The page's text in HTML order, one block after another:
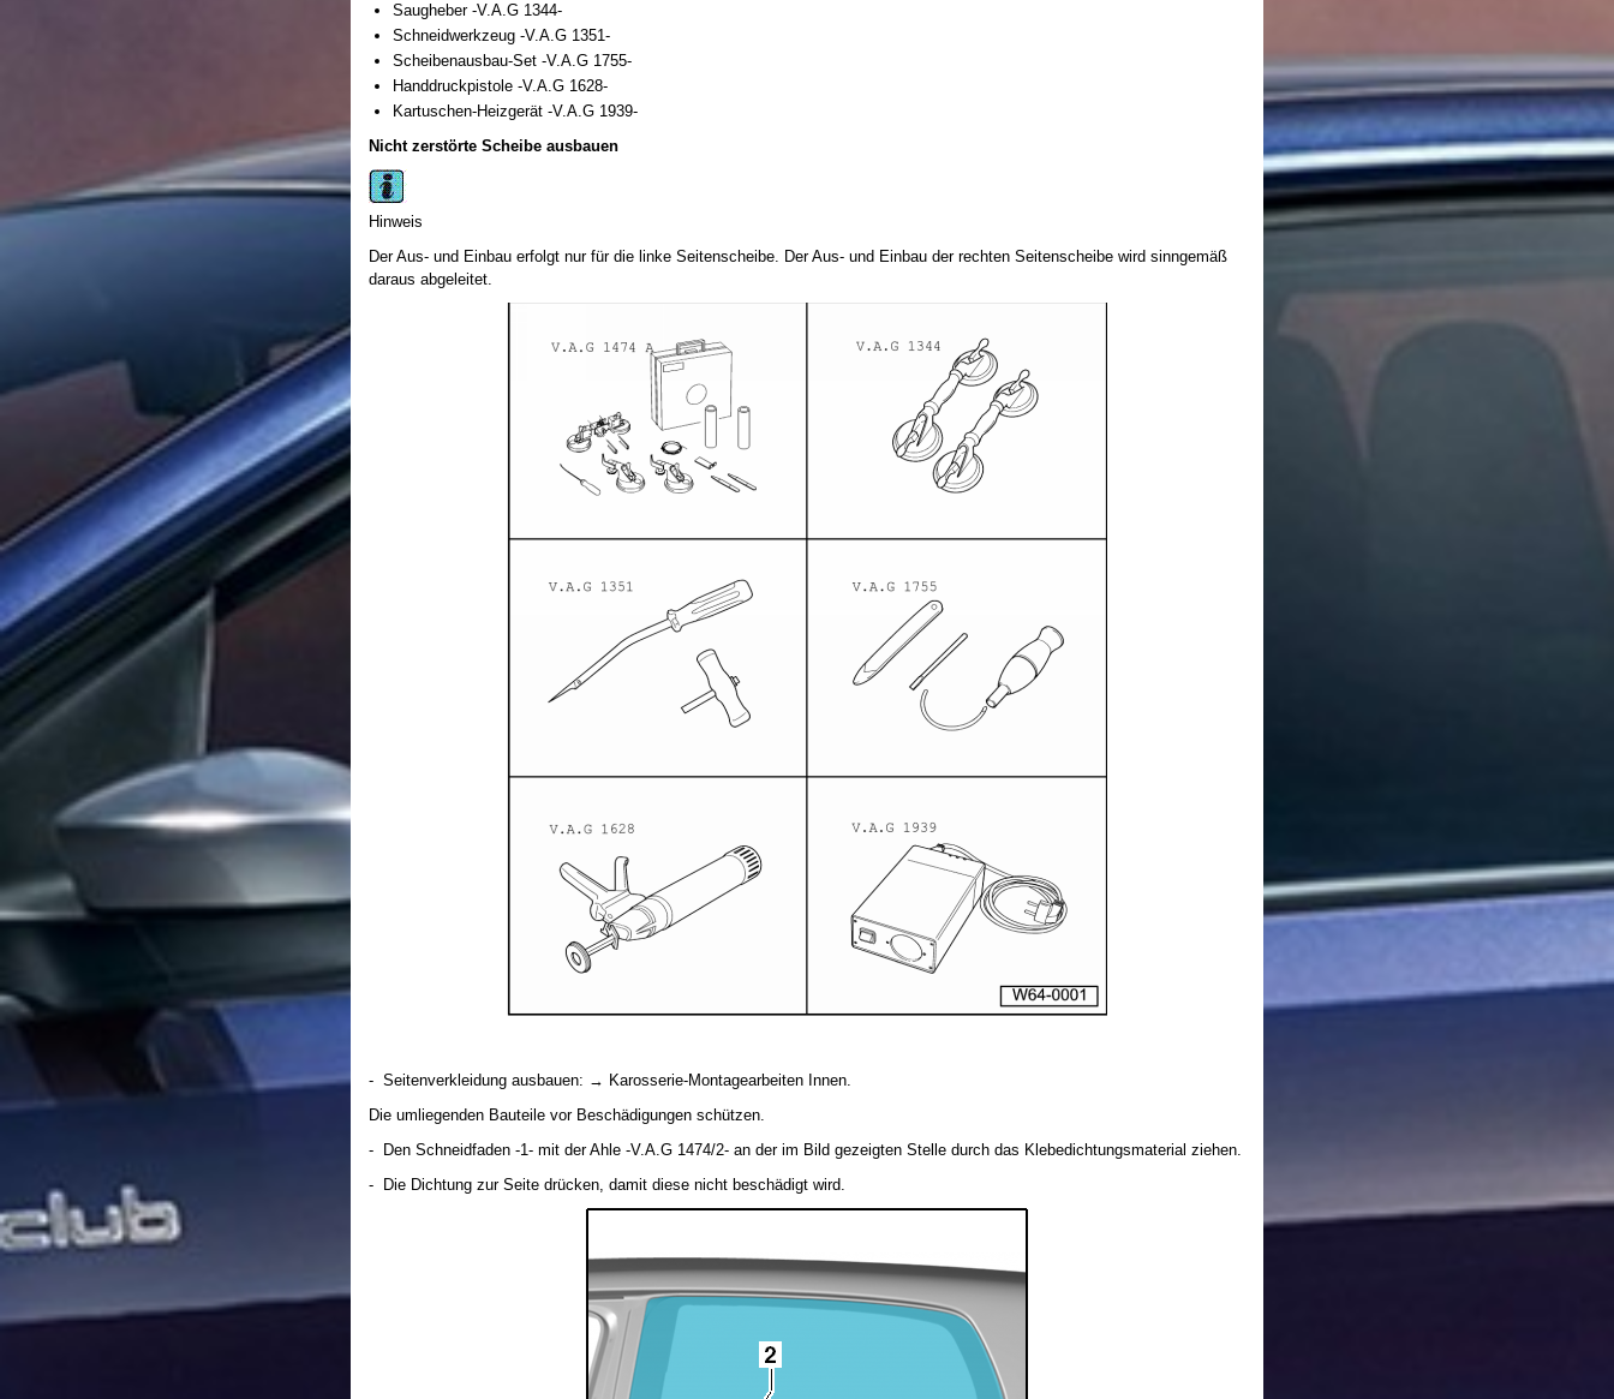
Saugheber -V.A.G 1344-
Schneidwerkzeug -V.A.G 1351-
Scheibenausbau-Set -V.A.G 1755-
Handdruckpistole -V.A.G 1628-
Kartuschen-Heizgerät -V.A.G 1939-
Nicht zerstörte Scheibe ausbauen
Hinweis
Der Aus- und Einbau erfolgt nur für die linke Seitenscheibe. Der Aus- und Einbau der rechten Seitenscheibe wird sinngemäß
daraus abgeleitet.
- Seitenverkleidung ausbauen: → Karosserie-Montagearbeiten Innen.
Die umliegenden Bauteile vor Beschädigungen schützen.
- Den Schneidfaden -1- mit der Ahle -V.A.G 1474/2- an der im Bild gezeigten Stelle durch das Klebedichtungsmaterial ziehen.
- Die Dichtung zur Seite drücken, damit diese nicht beschädigt wird.